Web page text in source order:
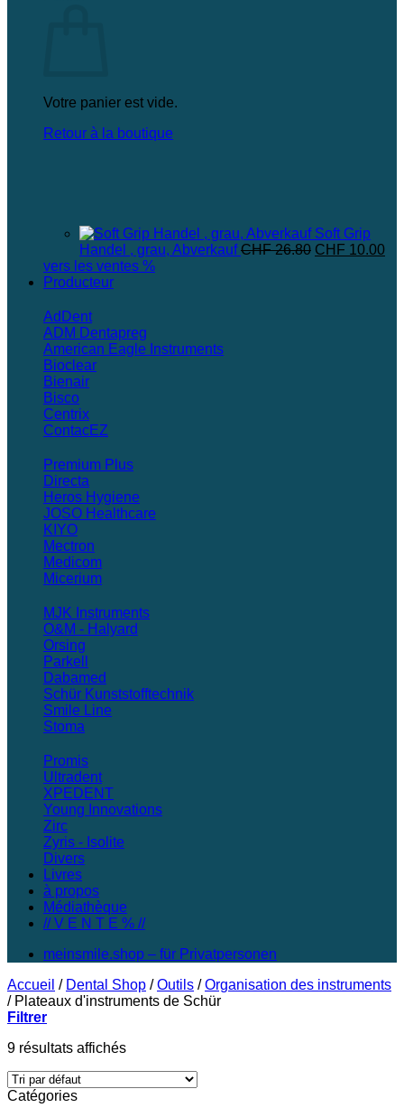
Votre panier est vide.
Retour à la boutique
Soft Grip
Handel , grau, Abverkauf CHF26.80 Le
CHF 10.00Le
vers les ventes %
Producteur
AdDent
ADM Dentapreg
American Eagle Instruments
Bioclear
Bienair
Bisco
Centrix
ContacEZ
Premium Plus
Directa
Heros Hygiene
JOSO Healthcare
KIYO
Mectron
Medicom
Micerium
MJK Instruments
O&M - Halyard
Orsing
Parkell
Dabamed
Schür Kunststofftechnik
Smile Line
Stoma
Promis
Ultradent
XPEDENT
Young Innovations
Zirc
Zyris - Isolite
Divers
Livres
à propos
Médiathèque
// V E N T E % //
meinsmile.shop – für Privatpersonen
Accueil / Dental Shop / Outils / Organisation des instruments
/Plateaux d'instruments de Schür
Filtrer
9 résultats affichés
Catégories